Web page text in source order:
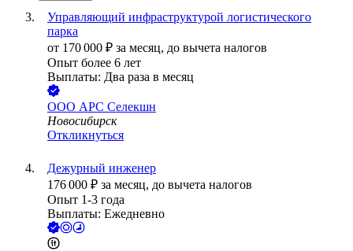
Управляющий инфраструктурой логистического
парка
от 170 000 ₽ за месяц, до вычета налогов
Опыт более 6 лет
Выплаты: Два раза в месяц
ООО АРС Селекшн
Новосибирск
Откликнуться
Дежурный инженер
176 000 ₽ за месяц, до вычета налогов
Опыт 1-3 года
Выплаты: Ежедневно